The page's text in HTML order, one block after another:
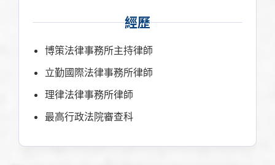
經歷
博策法律事務所主持律師
立勤國際法律事務所律師
理律法律事務所律師
最高行政法院審查科